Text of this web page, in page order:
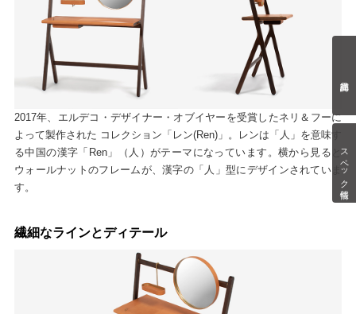
スペック情報
2017年、エルデコ・デザイナー・オブイヤーを受賞したネリ＆フーに
よって製作された コレクション「レン(Ren)」。レンは「人」を意味す
る中国の漢字「Ren」（人）がテーマになっています。横から見ると
ウォールナットのフレームが、漢字の「人」型にデザインされていま
す。
繊細なラインとディテール